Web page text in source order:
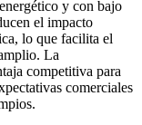
y con bajo
el impacto
lo que facilita el
La
competitiva para
comerciales